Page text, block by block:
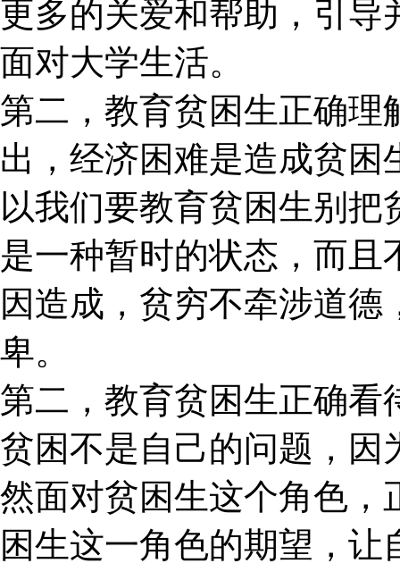
更多的关爱和帮助，引导
面对大学生活。
第二，教育贫困生正确理
出，经济困难是造成贫
以我们要教育贫困生别
是一种暂时的状态，而
因造成，贫穷不牵涉道
卑。
第二，教育贫困生正确看
贫困不是自己的问题，因
然面对贫困生这个角色，
困生这一角色的期望，